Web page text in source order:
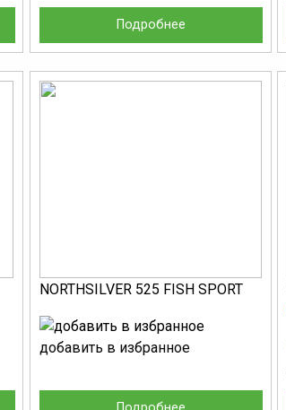
Подробнее
NORTHSILVER 525 FISH SPORT
добавить в избранное